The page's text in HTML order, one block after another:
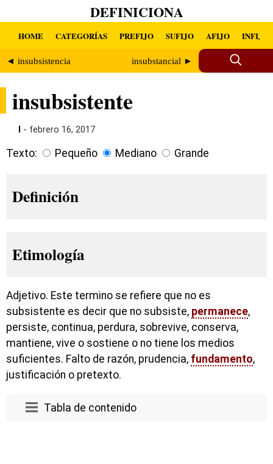
DEFINICIONA
HOME CATEGORÍAS PREFIJO SUFIJO AFIJO INFIJO
◄ insubsistencia insubstancial ►
insubsistente
I - febrero 16, 2017
Texto: Pequeño Mediano Grande
Definición
Etimología
Adjetivo. Este termino se refiere que no es
subsistente es decir que no subsiste, permanece,
persiste, continua, perdura, sobrevive, conserva,
mantiene, vive o sostiene o no tiene los medios
suficientes. Falto de razón, prudencia, fundamento,
justificación o pretexto.
Tabla de contenido